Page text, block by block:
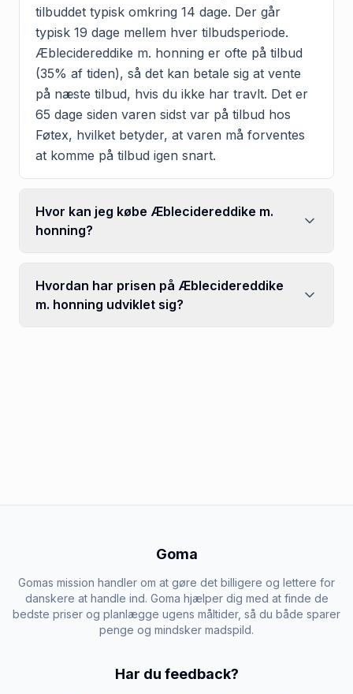
tilbuddet typisk omkring 14 dage. Der går
typisk 19 dage mellem hver tilbudsperiode.
Æblecidereddike m. honning er ofte på tilbud
(35% af tiden), så det kan betale sig at vente
på næste tilbud, hvis du ikke har travlt. Det er
65 dage siden varen sidst var på tilbud hos
Føtex, hvilket betyder, at varen må forventes
at komme på tilbud igen snart.
Hvor kan jeg købe Æblecidereddike m.
honning?
Hvordan har prisen på Æblecidereddike
m. honning udviklet sig?
Goma
Gomas mission handler om at gøre det billigere og lettere for
danskere at handle ind. Goma hjælper dig med at finde de
bedste priser og planlægge ugens måltider, så du både sparer
penge og mindsker madspild.
Har du feedback?